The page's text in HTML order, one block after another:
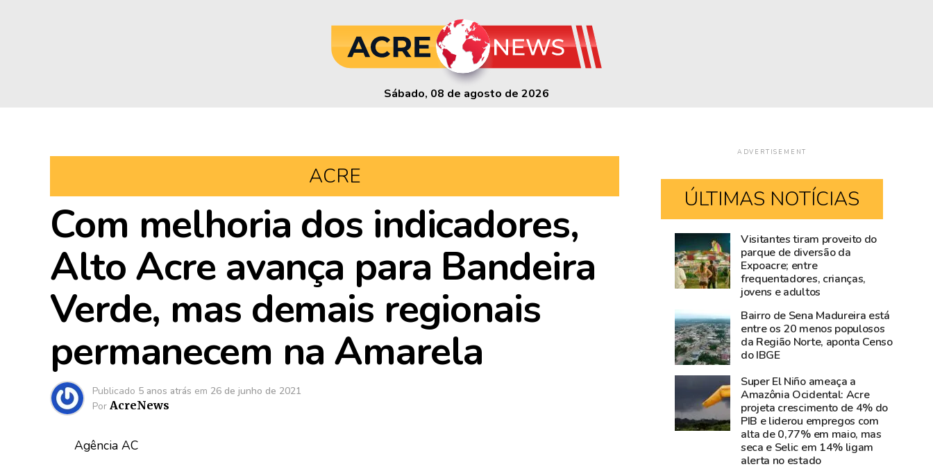
Sábado, 08 de agosto de 2026
ACRE
Com melhoria dos indicadores,
Alto Acre avança para Bandeira
Verde, mas demais regionais
permanecem na Amarela
Publicado 5 anos atrás em 26 de junho de 2021
Por AcreNews
Agência AC
ADVERTISEMENT
ÚLTIMAS NOTÍCIAS
Mailza
tieta
Ana
diz
que
show
cantora
foi
um
Blog
do
Accioly:
perde
Carlos
Pinto,
criador
Shampoo
Esperança
Visitantes tiram proveito do
parque de diversão da
Expoacre; entre
frequentadores, crianças,
jovens e adultos
Bairro de Sena Madureira está
entre os 20 menos populosos
da Região Norte, aponta Censo
do IBGE
Super El Niño ameaça a
Amazônia Ocidental: Acre
projeta crescimento de 4% do
PIB e liderou empregos com
alta de 0,77% em maio, mas
seca e Selic em 14% ligam
alerta no estado